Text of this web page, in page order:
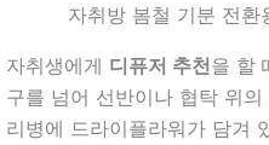
자취방 봄철 기분 전
자취생에게 디퓨저 추천을 할
구를 넘어 선반이나 협탁 위
리병에 드라이플라워가 담겨